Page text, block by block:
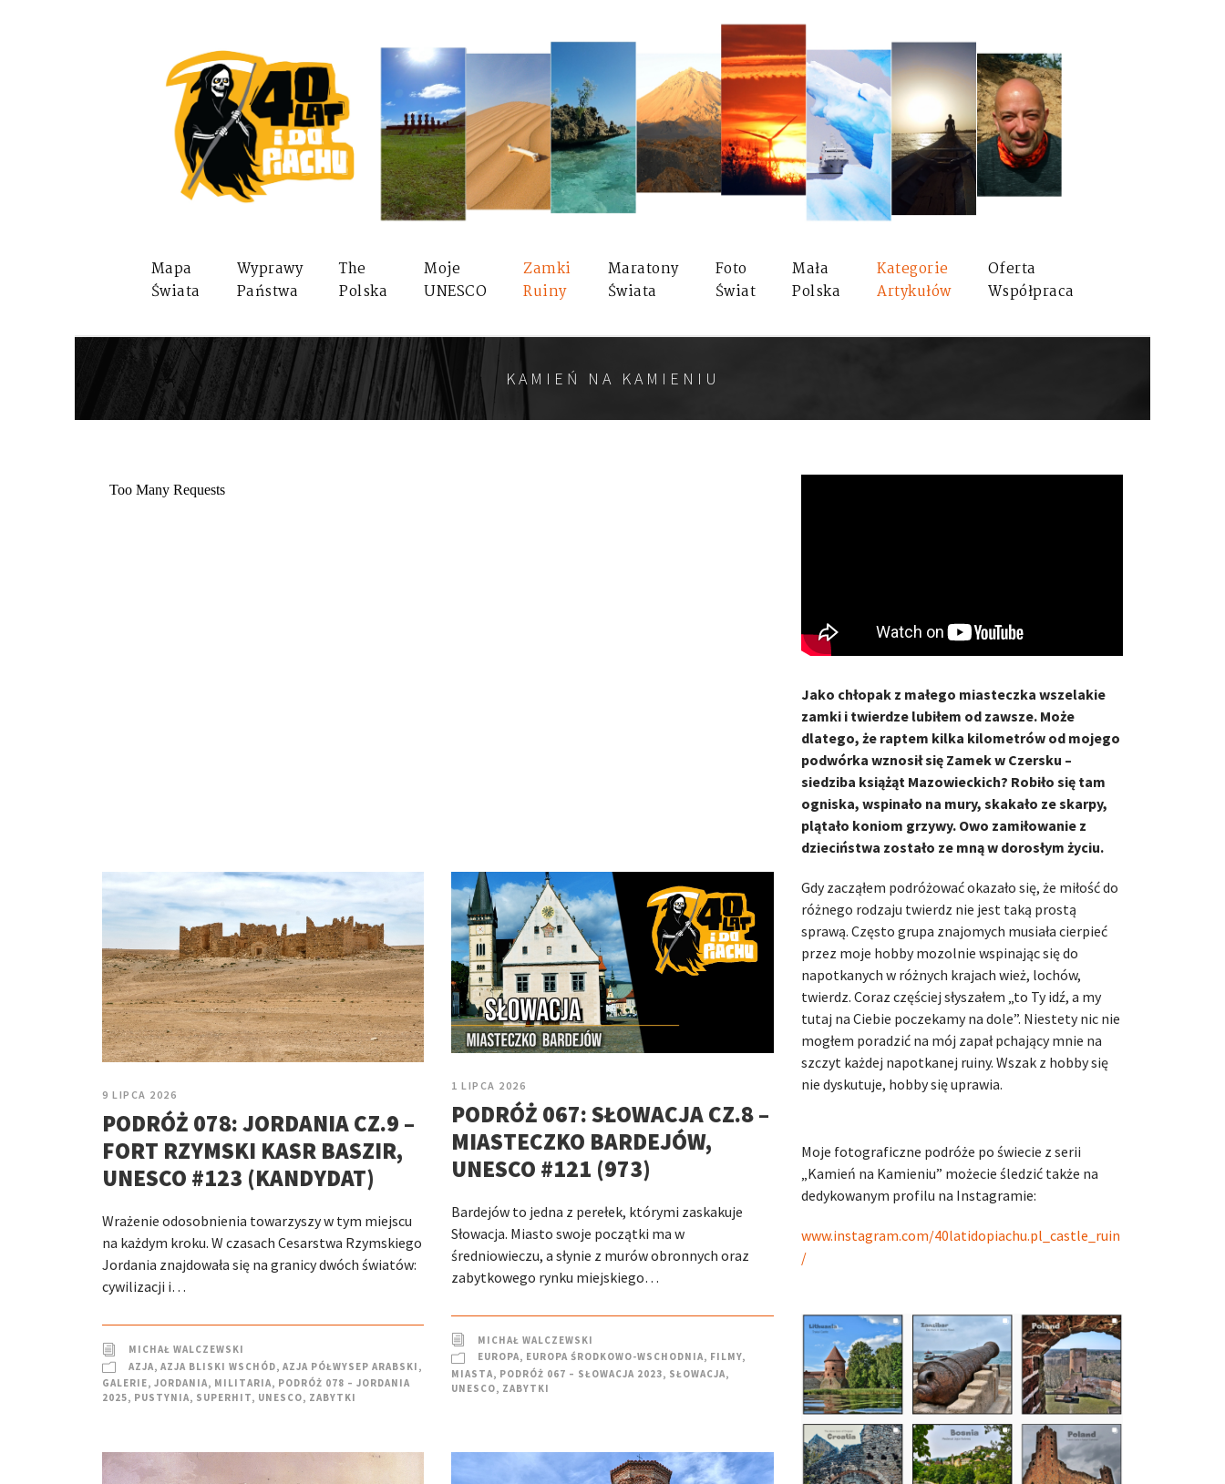
Mapa
Świata
Wyprawy
Państwa
The
Polska
Moje
UNESCO
Zamki
Ruiny
Maratony
Świata
Foto
Świat
Mała
Polska
Kategorie
Artykułów
Oferta
Współpraca
KAMIEŃ NA KAMIENIU
9 LIPCA 2026
PODRÓŻ 078: JORDANIA CZ.9 –
FORT RZYMSKI KASR BASZIR,
UNESCO #123 (KANDYDAT)
Wrażenie odosobnienia towarzyszy w tym miejscu
na każdym kroku. W czasach Cesarstwa Rzymskiego
Jordania znajdowała się na granicy dwóch światów:
cywilizacji i…
MICHAŁ WALCZEWSKI
AZJA, AZJA BLISKI WSCHÓD, AZJA PÓŁWYSEP ARABSKI ,
GALERIE, JORDANIA, MILITARIA, PODRÓŻ 078 – JORDANIA
2025, PUSTYNIA, SUPERHIT, UNESCO, ZABYTKI
1 LIPCA 2026
PODRÓŻ 067: SŁOWACJA CZ.8 –
MIASTECZKO BARDEJÓW,
UNESCO #121 (973)
Bardejów to jedna z perełek, którymi zaskakuje
Słowacja. Miasto swoje początki ma w
średniowieczu, a słynie z murów obronnych oraz
zabytkowego rynku miejskiego…
MICHAŁ WALCZEWSKI
EUROPA, EUROPA ŚRODKOWO-WSCHODNIA, FILMY,
MIASTA, PODRÓŻ 067 – SŁOWACJA 2023, SŁOWACJA,
UNESCO, ZABYTKI
Jako chłopak z małego miasteczka wszelakie
zamki i twierdze lubiłem od zawsze. Może
dlatego, że raptem kilka kilometrów od mojego
podwórka wznosił się Zamek w Czersku –
siedziba książąt Mazowieckich? Robiło się tam
ogniska, wspinało na mury, skakało ze skarpy,
plątało koniom grzywy. Owo zamiłowanie z
dzieciństwa zostało ze mną w dorosłym życiu.
Gdy zacząłem podróżować okazało się, że miłość do
różnego rodzaju twierdz nie jest taką prostą
sprawą. Często grupa znajomych musiała cierpieć
przez moje hobby mozolnie wspinając się do
napotkanych w różnych krajach wież, lochów,
twierdz. Coraz częściej słyszałem „to Ty idź, a my
tutaj na Ciebie poczekamy na dole”. Niestety nic nie
mogłem poradzić na mój zapał pchający mnie na
szczyt każdej napotkanej ruiny. Wszak z hobby się
nie dyskutuje, hobby się uprawia.
Moje fotograficzne podróże po świecie z serii
„Kamień na Kamieniu” możecie śledzić także na
dedykowanym profilu na Instagramie:
www.instagram.com/40latidopiachu.pl_castle_ruin
/